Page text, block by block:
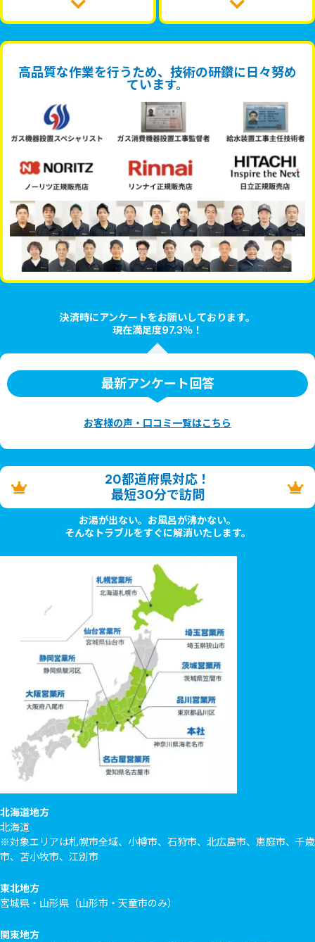
高品質な作業を行うため、技術の研鑽に日々努め
ています。
決済時にアンケートをお願いしております。
現在満足度97.3％！
最新アンケート回答
お客様の声・口コミ一覧はこちら
20都道府県対応！
最短30分で訪問
お湯が出ない。お風呂が沸かない。
そんなトラブルをすぐに解消いたします。
北海道地方
北海道
※対象エリアは札幌市全域、小樽市、石狩市、北広島市、恵庭市、千歳
市、苫小牧市、江別市
東北地方
宮城県・山形県（山形市・天童市のみ）
関東地方